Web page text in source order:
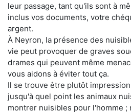
leur passage, tant qu'ils sont à
inclus vos documents, votre
argent.
À Neyron, la présence des
vie peut provoquer de graves
drames qui peuvent même
vous aidons à éviter tout ça.
Il se trouve être plutôt
jusqu'à quel point les animaux
montrer nuisibles pour l'homme ;